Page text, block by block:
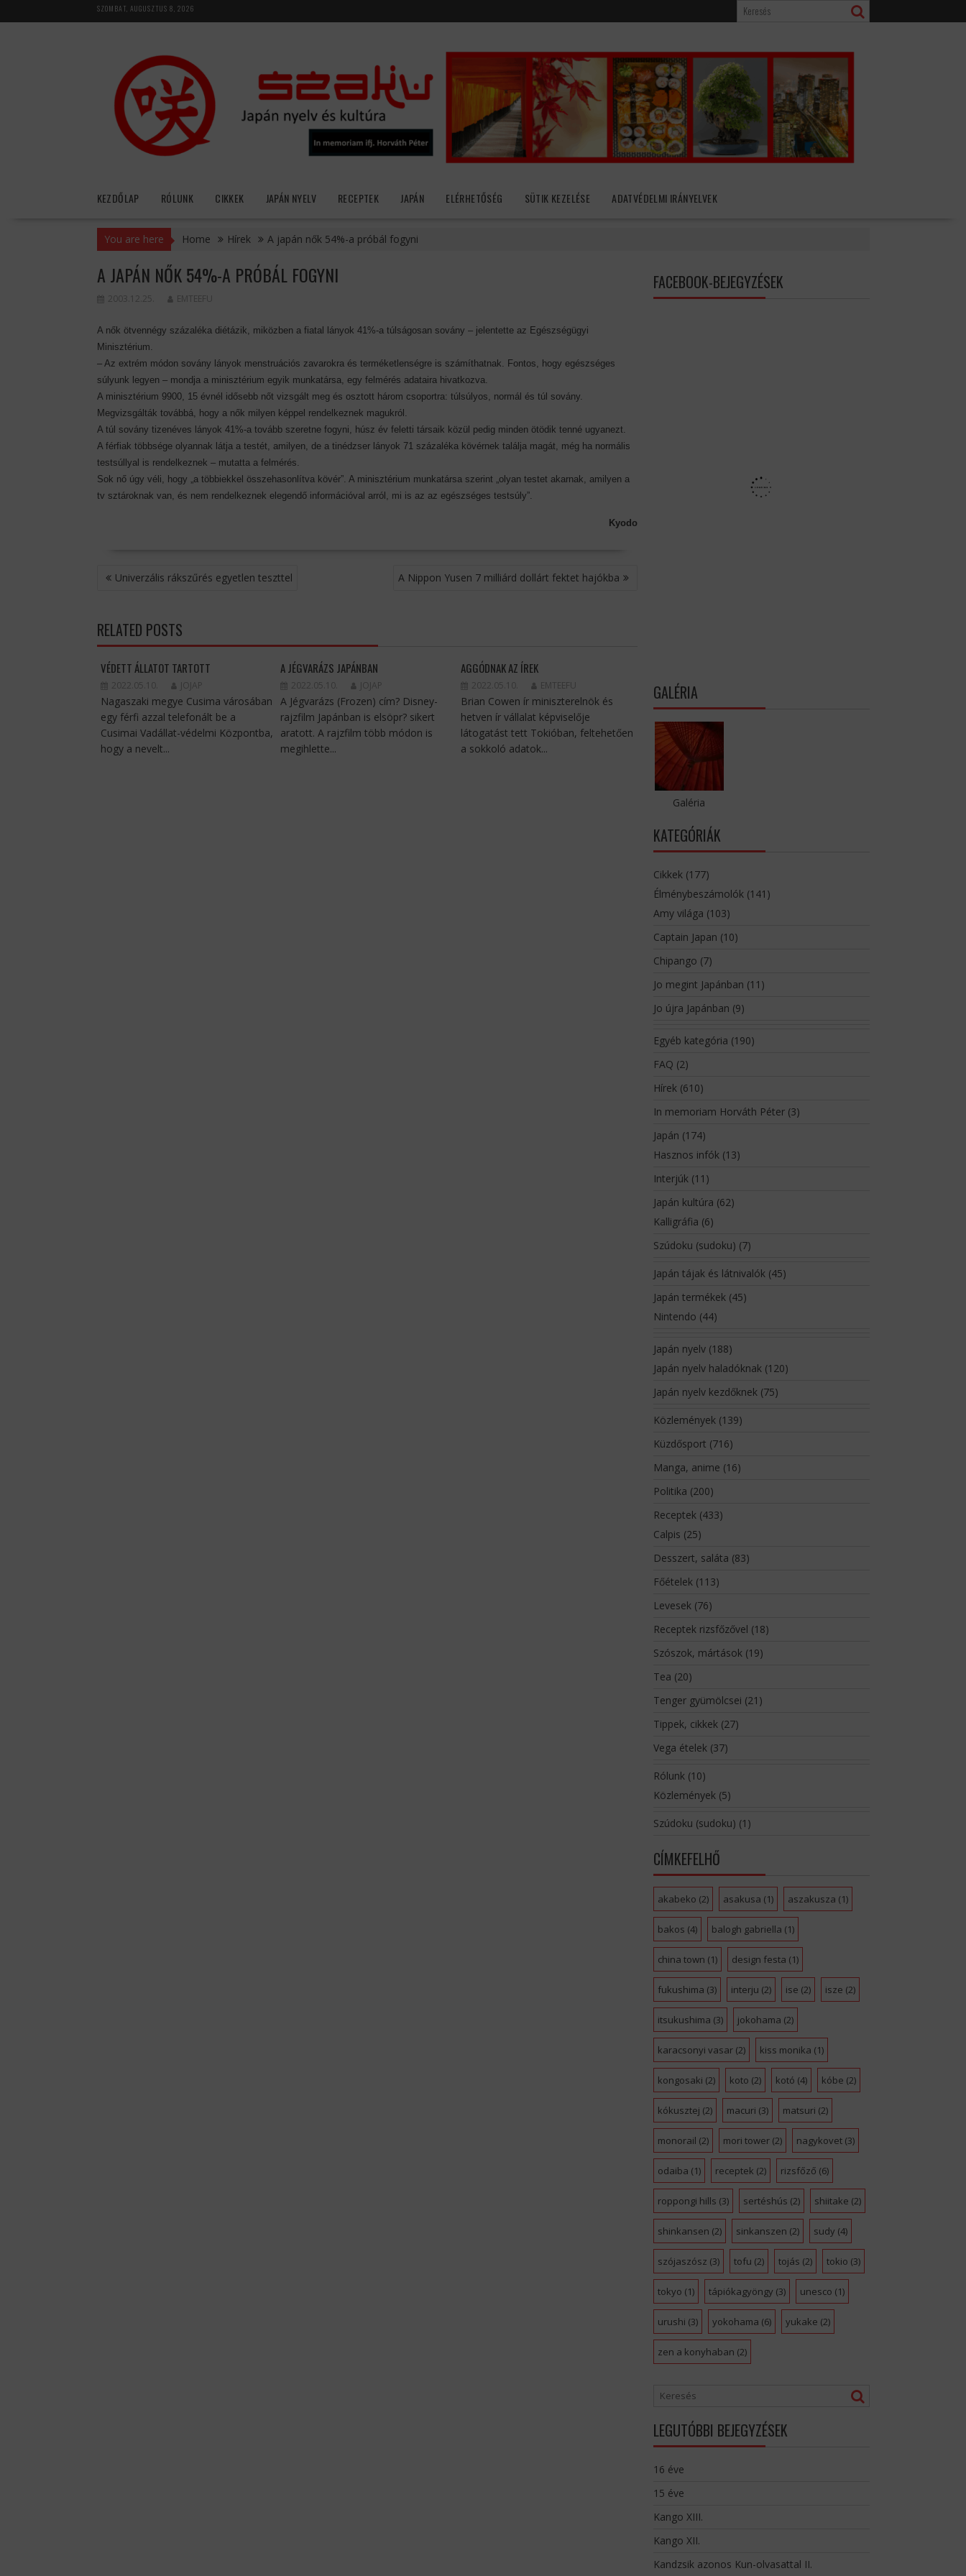
to
SZOMBAT, AUGUSZTUS 8, 2026
KEZDŐLAP RÓLUNK CIKKEK JAPÁN NYELV RECEPTEK JAPÁN ELÉRHETŐSÉG SÜTIK KEZELÉSE ADATVÉDELMI IRÁNYELVEK
You are here Home Hírek A japán nők 54%-a próbál fogyni
A JAPÁN NŐK 54%-A PRÓBÁL FOGYNI
2003.12.25. EMTEEFU
A nők ötvennégy százaléka diétázik, miközben a fiatal lányok 41%-a túlságosan sovány – jelentette az Egészségügyi
Minisztérium.
– Az extrém módon sovány lányok menstruációs zavarokra és terméketlenségre is számíthatnak. Fontos, hogy egészséges
súlyunk legyen – mondja a minisztérium egyik munkatársa, egy felmérés adataira hivatkozva.
A minisztérium 9900, 15 évnél idősebb nőt vizsgált meg és osztott három csoportra: túlsúlyos, normál és túl sovány.
Megvizsgálták továbbá, hogy a nők milyen képpel rendelkeznek magukról.
A túl sovány tizenéves lányok 41%-a tovább szeretne fogyni, húsz év feletti társaik közül pedig minden ötödik tenné ugyanezt.
A férfiak többsége olyannak látja a testét, amilyen, de a tinédzser lányok 71 százaléka kövérnek találja magát, még ha normális
testsúllyal is rendelkeznek – mutatta a felmérés.
Sok nő úgy véli, hogy „a többiekkel összehasonlítva kövér”. A minisztérium munkatársa szerint „olyan testet akarnak, amilyen a
tv sztároknak van, és nem rendelkeznek elegendő információval arról, mi is az az egészséges testsúly”.
Kyodo
BEJEGYZÉS
NAVIGÁCIÓ
Univerzális rákszűrés egyetlen teszttel A Nippon Yusen 7 milliárd dollárt fektet hajókba
RELATED POSTS
VÉDETT ÁLLATOT TARTOTT
2022.05.10. JOJAP
Nagaszaki megye Cusima városában
egy férfi azzal telefonált be a
Cusimai Vadállat-védelmi Központba,
hogy a nevelt...
A JÉGVARÁZS JAPÁNBAN
2022.05.10. JOJAP
A Jégvarázs (Frozen) cím? Disney-
rajzfilm Japánban is elsöpr? sikert
aratott. A rajzfilm több módon is
megihlette...
AGGÓDNAK AZ ÍREK
2022.05.10. EMTEEFU
Brian Cowen ír miniszterelnök és
hetven ír vállalat képviselője
látogatást tett Tokióban, feltehetően
a sokkoló adatok...
FACEBOOK-BEJEGYZÉSEK
GALÉRIA
Galéria
KATEGÓRIÁK
Cikkek(177)
Élménybeszámolók(141)
Amy világa (103)
Captain Japan (10)
Chipango (7)
Jo megint Japánban (11)
Jo újra Japánban (9)
Egyéb kategória (190)
FAQ (2)
Hírek(610)
In memoriam Horváth Péter(3)
Japán (174)
Hasznos infók(13)
Interjúk(11)
Japán kultúra (62)
Kalligráfia (6)
Szúdoku (sudoku) (7)
Japán tájak és látnivalók(45)
Japán termékek(45)
Nintendo (44)
Japán nyelv(188)
Japán nyelv haladóknak(120)
Japán nyelv kezdőknek(75)
Közlemények(139)
Küzdősport (716)
Manga, anime (16)
Politika (200)
Receptek(433)
Calpis (25)
Desszert, saláta (83)
Főételek(113)
Levesek(76)
Receptek rizsfőzővel (18)
Szószok, mártások(19)
Tea (20)
Tenger gyümölcsei (21)
Tippek, cikkek(27)
Vega ételek(37)
Rólunk(10)
Közlemények(5)
Szúdoku (sudoku) (1)
CÍMKEFELHŐ
akabeko (2) asakusa (1) aszakusza (1)
bakos (4) balogh gabriella (1)
china town (1) design festa (1)
fukushima (3) interju (2) ise (2) isze (2)
itsukushima (3) jokohama (2)
karacsonyi vasar(2) kiss monika (1)
kongosaki (2) koto (2) kotó (4) kóbe (2)
kókusztej (2) macuri (3) matsuri (2)
monorail (2) mori tower(2) nagykovet(3)
odaiba (1) receptek (2) rizsfőző (6)
roppongi hills (3) sertéshús (2) shiitake (2)
shinkansen (2) sinkanszen (2) sudy (4)
szójaszósz (3) tofu (2) tojás (2) tokio (3)
tokyo (1) tápiókagyöngy (3) unesco (1)
urushi (3) yokohama (6) yukake (2)
zen a konyhaban (2)
LEGUTÓBBI BEJEGYZÉSEK
16 éve
15 éve
Kango XIII.
Kango XII.
Kandzsik azonos Kun-olvasattal II.